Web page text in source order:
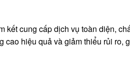
cung cấp dịch vụ toàn diện,
hiệu quả và giảm thiểu rủi ro,